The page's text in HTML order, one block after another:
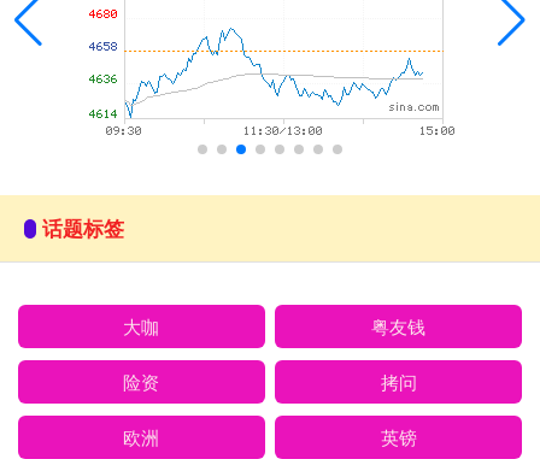
话题标签
大咖 粤友钱
险资 拷问
欧洲 英镑